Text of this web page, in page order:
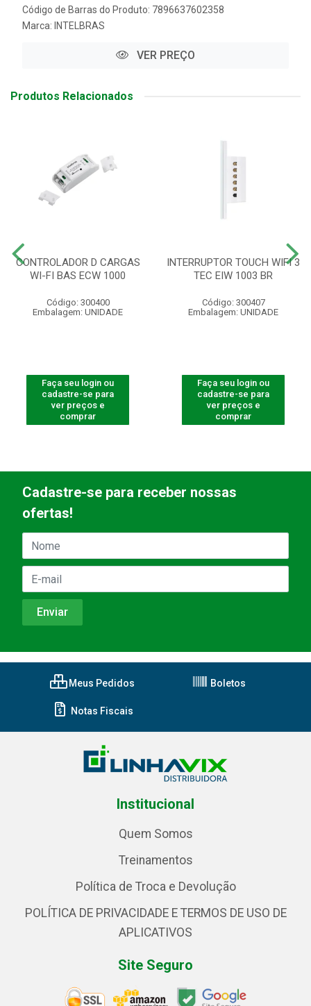
Código de Barras do Produto: 7896637602358
Marca: INTELBRAS
VER PREÇO
Produtos Relacionados
CONTROLADOR D CARGAS
WI-FI BAS ECW 1000
Código: 300400
Embalagem: UNIDADE
Faça seu login ou
cadastre-se para
ver preços e
comprar
INTERRUPTOR TOUCH WIFI 3
TEC EIW 1003 BR
Código: 300407
Embalagem: UNIDADE
Faça seu login ou
cadastre-se para
ver preços e
comprar
Cadastre-se para receber nossas
ofertas!
Meus Pedidos Boletos
Notas Fiscais
Institucional
Quem Somos
Treinamentos
Política de Troca e Devolução
POLÍTICA DE PRIVACIDADE E TERMOS DE USO DE
APLICATIVOS
Site Seguro